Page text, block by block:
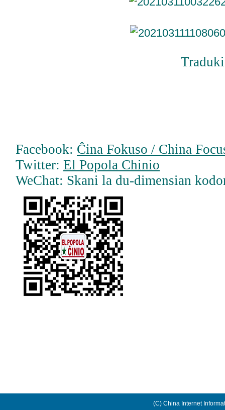
Facebook: Ĉina Fokuso / China
Twitter: El Popola Chinio
WeChat: Skani la du-dimensian
(C) China Internet